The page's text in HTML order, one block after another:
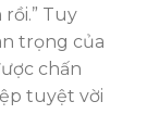
Tuy
trọng của
chấn
tuyệt vời